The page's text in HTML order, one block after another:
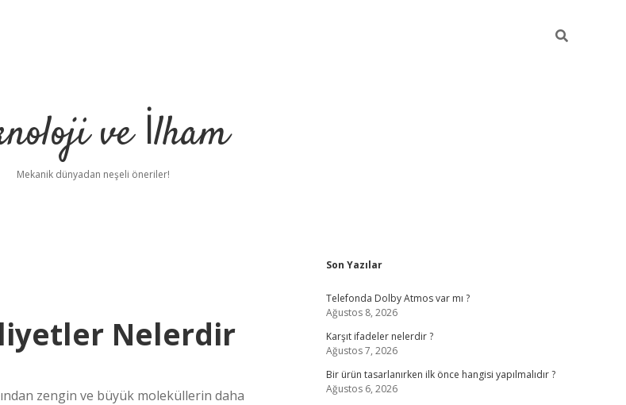
ve İlham
Mekanik dünyadan neşeli öneriler!
Nelerdir
zengin ve büyük moleküllerin daha
Sidebar
Son Yazılar
Telefonda Dolby Atmos var mı ?
Ağustos 8, 2026
Karşıt ifadeler nelerdir ?
Ağustos 7, 2026
Bir ürün tasarlanırken ilk önce hangisi yapılmalıdır ?
Ağustos 6, 2026